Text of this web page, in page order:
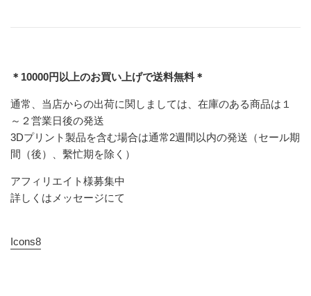
＊10000円以上のお買い上げで送料無料＊
通常、当店からの出荷に関しましては、在庫のある商品は１
～２営業日後の発送
3Dプリント製品を含む場合は通常2週間以内の発送（セール期
間（後）、繫忙期を除く）
アフィリエイト様募集中
詳しくはメッセージにて
Icons8